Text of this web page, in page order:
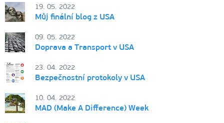
19. 05. 2022
Můj finální blog z USA
09. 05. 2022
Doprava a Transport v USA
23. 04. 2022
Bezpečnostní protokoly v USA
10. 04. 2022
MAD (Make A Difference) Week